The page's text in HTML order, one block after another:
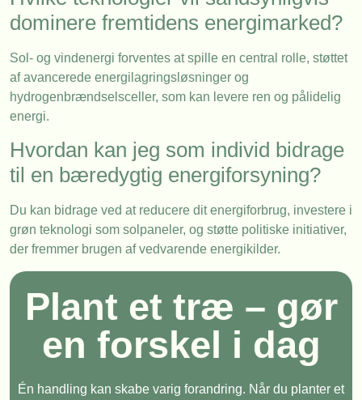
dominere fremtidens energimarked?
Sol- og vindenergi forventes at spille en central rolle, støttet
af avancerede energilagringsløsninger og
hydrogenbrændselsceller, som kan levere ren og pålidelig
energi.
Hvordan kan jeg som individ bidrage
til en bæredygtig energiforsyning?
Du kan bidrage ved at reducere dit energiforbrug, investere i
grøn teknologi som solpaneler, og støtte politiske initiativer,
der fremmer brugen af vedvarende energikilder.
Plant et træ – gør
en forskel i dag
Én handling kan skabe varig forandring. Når du planter et